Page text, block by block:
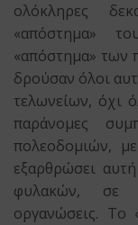
ολόκληρες
«απόστημα»
«απόστημα» των
δρούσαν όλοι
τελωνείων, όχι
παράνομες
πολεοδομιών,
εξαρθρώσει
φυλακών, σε
οργανώσεις. Το